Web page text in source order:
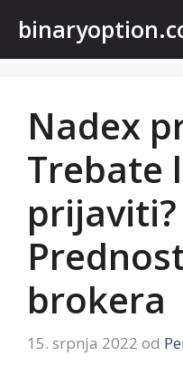
sadržaj
Nadex
Trebate
prijaviti?
brokera
15. srpnja 2022 od